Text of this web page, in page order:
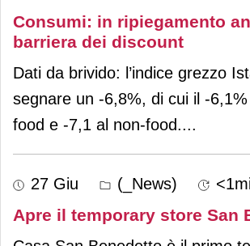
Consumi: in ripiegamento
barriera dei discount
Dati da brivido: l’indice grezzo
segnare un -6,8%, di cui il -6,1%
food e -7,1 al non-food....
27 Giu (_News)
Apre il temporary store San